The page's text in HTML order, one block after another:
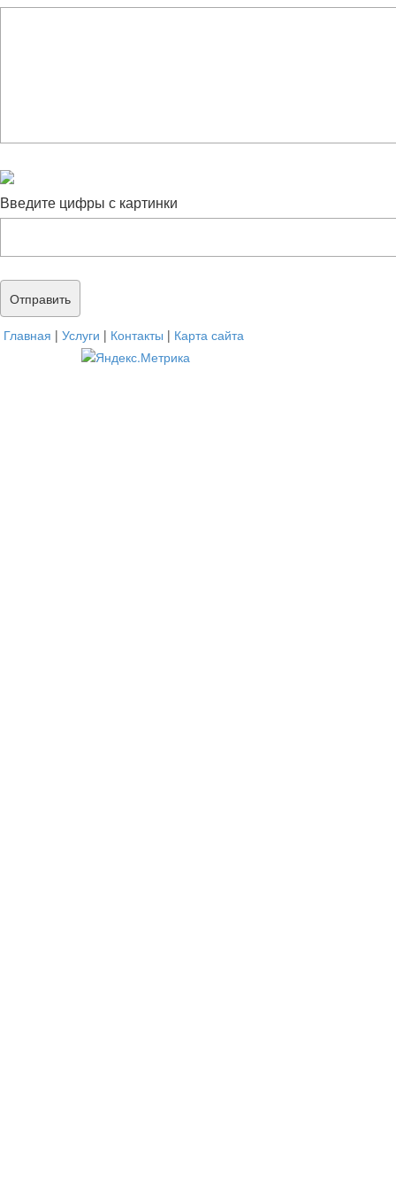
Введите цифры с картинки
Главная | Услуги | Контакты | Карта сайта